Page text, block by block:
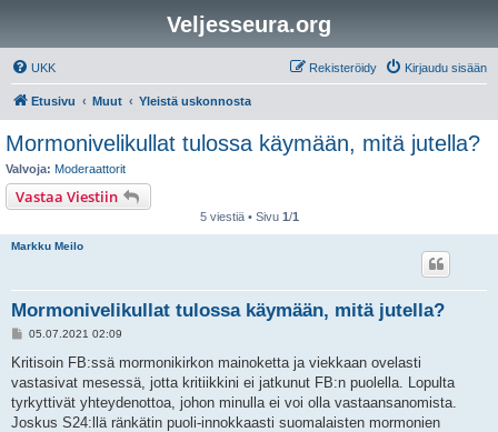
Veljesseura.org
UKK Kirjaudu sisään
Rekisteröidy
Etusivu Muut Yleistä uskonnosta
Mormonivelikullat tulossa käymään, mitä jutella?
Valvoja: Moderaattorit
Vastaa Viestiin
5 viestiä • Sivu 1/1
Markku Meilo
Mormonivelikullat tulossa käymään, mitä jutella?
V
e
t
i
05.07.2021 02:09
Kritisoin FB:ssä mormonikirkon mainoketta ja viekkaan ovelasti
vastasivat mesessä, jotta kritiikkini ei jatkunut FB:n puolella. Lopulta
tyrkyttivät yhteydenottoa, johon minulla ei voi olla vastaansanomista.
Joskus S24:llä ränkätin puoli-innokkaasti suomalaisten mormonien